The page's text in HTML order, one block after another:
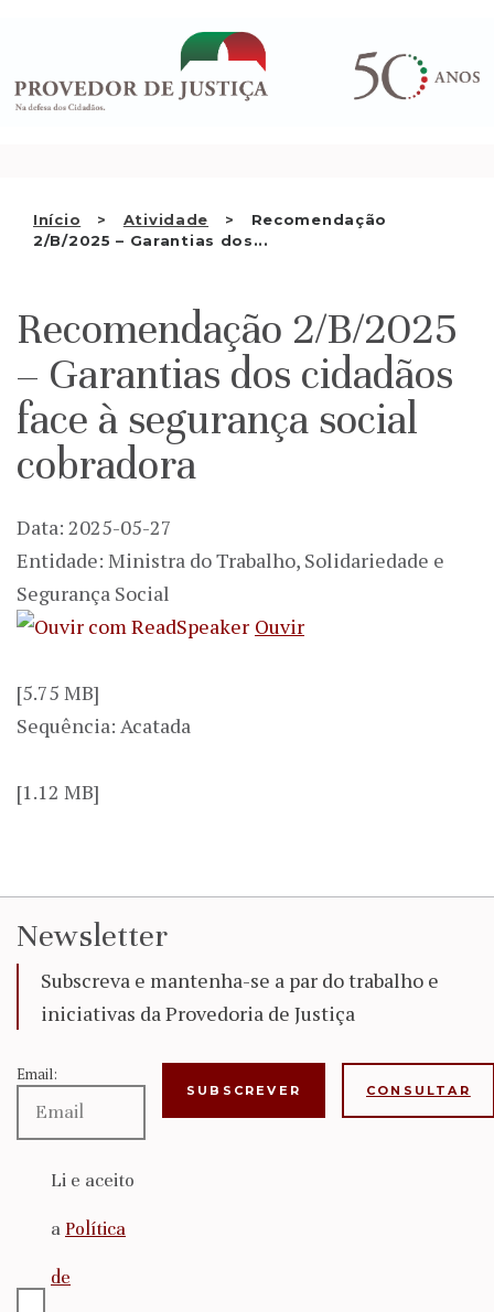
conteúdo
Início Atividade
Recomendação
2/B/2025 – Garantias dos...
QUEM SOMOS
ATIVIDADE
RELAÇÕES INTERNACIONAIS
PT
Recomendação 2/B/2025
– Garantias dos cidadãos
face à segurança social
cobradora
Data: 2025-05-27
Entidade: Ministra do Trabalho, Solidariedade e
Segurança Social
Ouvir
[5.75 MB]
Sequência: Acatada
[1.12 MB]
Newsletter
Subscreva e mantenha-se a par do trabalho e
iniciativas da Provedoria de Justiça
Email:
Li e aceito
a Política
de
CONSULTAR